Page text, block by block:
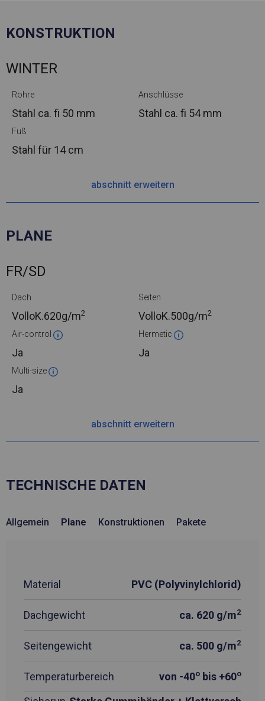
KONSTRUKTION
WINTER
Rohre
Stahl ca. fi 50 mm
Anschlüsse
Stahl ca. fi 54 mm
Fuß
Stahl für 14 cm
abschnitt erweitern
PLANE
FR/SD
Dach
VolloK.620g/m2
Seiten
VolloK.500g/m2
Air-control
Ja
Hermetic
Ja
Multi-size
Ja
abschnitt erweitern
TECHNISCHE DATEN
Allgemein Plane Konstruktionen Pakete
Material PVC (Polyvinylchlorid)
Dachgewicht ca. 620 g/m2
Seitengewicht ca. 500 g/m2
Temperaturbereich von -40o bis +60o